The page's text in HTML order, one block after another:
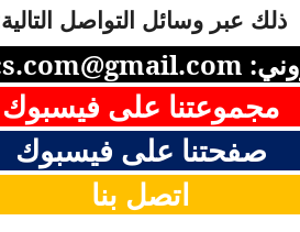
ذلك عبر وسائل التواصل
مجموعتنا على فيسبوك
صفحتنا على فيسبوك
اتصل بنا